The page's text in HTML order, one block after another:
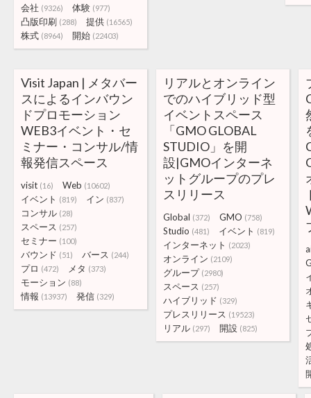
会社 (9326) 体験 (977)
凸版印刷 (288) 提供 (16565)
株式 (8964) 開始 (22403)
Visit Japan | メタバー
スによるインバウン
ドプロモーション
WEB3イベント・セ
ミナー・コンサル/情
報発信スペース
visit (16) Web (10602)
イベント (819) イン (837)
コンサル (28)
スペース (257)
セミナー (100)
バウンド (51) バース (244)
プロ (472) メタ (373)
モーション (88)
情報 (13937) 発信 (329)
リアルとオンライン
でのハイブリッド型
イベントスペース
「GMO GLOBAL
STUDIO」を開
設|GMOインターネ
ットグループのプレ
スリリース
Global (372) GMO (758)
Studio (481) イベント (819)
インターネット (2023)
オンライン (2109)
グループ (2980)
スペース (257)
ハイブリッド (329)
プレスリリース (19523)
リアル (297) 開設 (825)